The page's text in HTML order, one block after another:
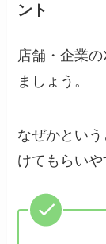
ント
店舗・企業
ましょう。
なぜかとい
けてもらいや